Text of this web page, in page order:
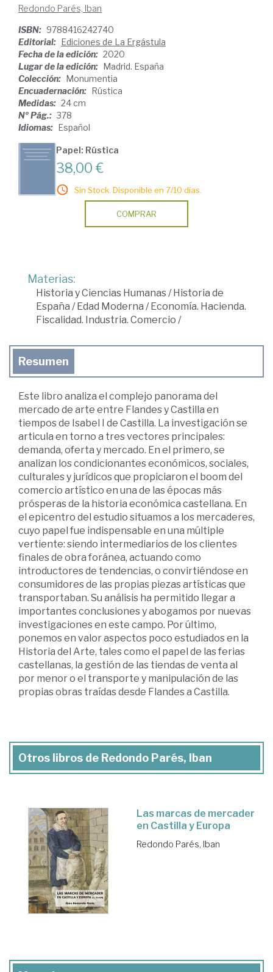
Redondo Parés, Iban
ISBN: 9788416242740
Editorial: Ediciones de La Ergástula
Fecha de la edición: 2020
Lugar de la edición: Madrid. España
Colección: Monumentia
Encuadernación: Rústica
Medidas: 24 cm
Nº Pág.: 378
Idiomas: Español
Papel: Rústica
38,00 €
Sin Stock. Disponible en 7/10 días.
COMPRAR
Materias:
Historia y Ciencias Humanas/Historia de
España /Edad Moderna /Economía. Hacienda.
Fiscalidad. Industria. Comercio /
Resumen
Este libro analiza el complejo panorama del
mercado de arte entre Flandes y Castilla en
tiempos de Isabel I de Castilla. La investigación se
articula en torno a tres vectores principales:
demanda, oferta y mercado. En el primero, se
analizan los condicionantes económicos, sociales,
culturales y jurídicos que propiciaron el boom del
comercio artístico en una de las épocas más
prósperas de la historia económica castellana. En
el epicentro del estudio situamos a los mercaderes,
cuyo papel fue indispensable en una múltiple
vertiente: siendo intermediarios de los clientes
finales de obra foránea, actuando como
introductores de tendencias, o convirtiéndose en
consumidores de las propias piezas artísticas que
transportaban. Su análisis ha permitido llegar a
importantes conclusiones y abogamos por nuevas
investigaciones en este campo. Por último,
ponemos en valor aspectos poco estudiados en la
Historia del Arte, tales como el papel de las ferias
castellanas, la gestión de las tiendas de venta al
por menor o el transporte y manipulación de las
propias obras traídas desde Flandes a Castilla.
Otros libros de Redondo Parés, Iban
Las marcas de mercader
en Castilla y Europa
Redondo Parés, Iban